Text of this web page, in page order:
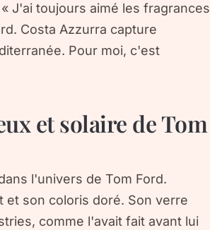
J'ai toujours aimé les fragrances
Costa Azzurra capture
Pour moi, c'est
et solaire de Tom
l'univers de Tom Ford.
et son coloris doré. Son verre
comme l'avait fait avant lui